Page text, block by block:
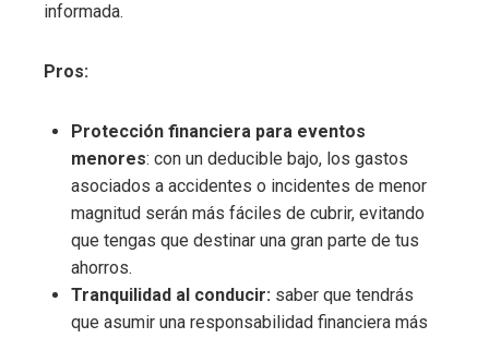
informada.
Pros:
Protección financiera para eventos
menores: con un deducible bajo, los gastos
asociados a accidentes o incidentes de menor
magnitud serán más fáciles de cubrir, evitando
que tengas que destinar una gran parte de tus
ahorros.
Tranquilidad al conducir: saber que tendrás
que asumir una responsabilidad financiera más